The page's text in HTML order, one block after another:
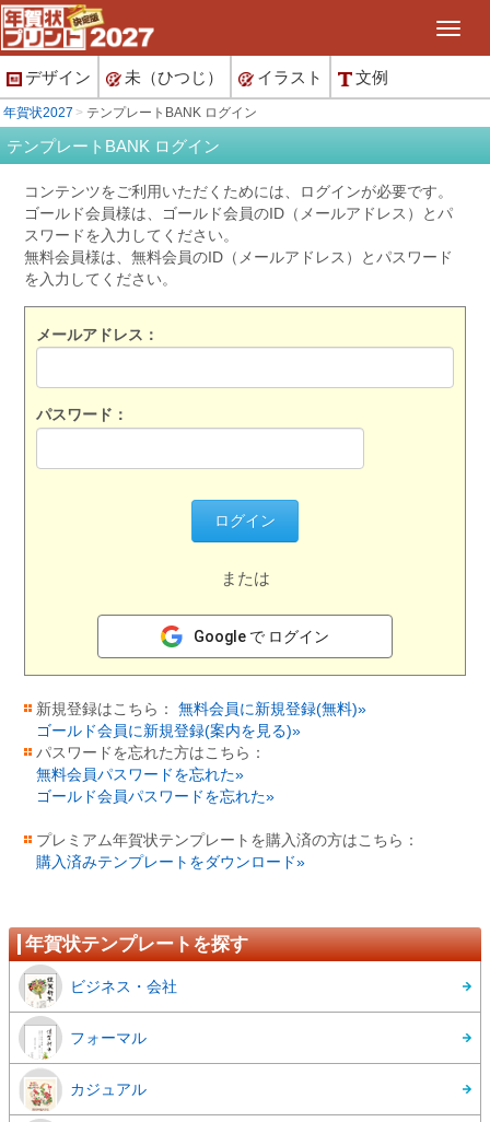
デザイン 未（ひつじ） イラスト 文例
年賀状2027 テンプレートBANK ログイン
テンプレートBANK ログイン
コンテンツをご利用いただくためには、ログインが必要です。
ゴールド会員様は、ゴールド会員のID（メールアドレス）とパ
スワードを入力してください。
無料会員様は、無料会員のID（メールアドレス）とパスワード
を入力してください。
メールアドレス：
パスワード：
または
Google で ログイン
新規登録はこちら：無料会員に新規登録(無料)»
ゴールド会員に新規登録(案内を見る)»
パスワードを忘れた方はこちら：
無料会員パスワードを忘れた»
ゴールド会員パスワードを忘れた»
プレミアム年賀状テンプレートを購入済の方はこちら：
購入済みテンプレートをダウンロード»
年賀状テンプレートを探す
ビジネス・会社
フォーマル
カジュアル